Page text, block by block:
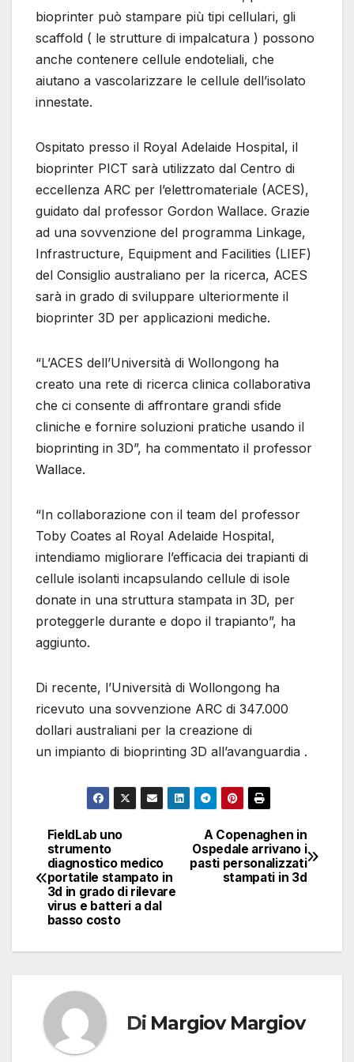
bioprinter può stampare più tipi cellulari, gli
scaffold ( le strutture di impalcatura ) possono
anche contenere cellule endoteliali, che
aiutano a vascolarizzare le cellule dell’isolato
innestate.
Ospitato presso il Royal Adelaide Hospital, il
bioprinter PICT sarà utilizzato dal Centro di
eccellenza ARC per l’elettromateriale (ACES),
guidato dal professor Gordon Wallace. Grazie
ad una sovvenzione del programma Linkage,
Infrastructure, Equipment and Facilities (LIEF)
del Consiglio australiano per la ricerca, ACES
sarà in grado di sviluppare ulteriormente il
bioprinter 3D per applicazioni mediche.
“L’ACES dell’Università di Wollongong ha
creato una rete di ricerca clinica collaborativa
che ci consente di affrontare grandi sfide
cliniche e fornire soluzioni pratiche usando il
bioprinting in 3D”, ha commentato il professor
Wallace.
“In collaborazione con il team del professor
Toby Coates al Royal Adelaide Hospital,
intendiamo migliorare l’efficacia dei trapianti di
cellule isolanti incapsulando cellule di isole
donate in una struttura stampata in 3D, per
proteggerle durante e dopo il trapianto”, ha
aggiunto.
Di recente, l’Università di Wollongong ha
ricevuto una sovvenzione ARC di 347.000
dollari australiani per la creazione di
un impianto di bioprinting 3D all’avanguardia .
Navigazione
articoli
A Copenaghen in
Ospedale arrivano i
pasti personalizzati
stampati in 3d
FieldLab uno
strumento
diagnostico medico
portatile stampato in
3d in grado di rilevare
virus e batteri a dal
basso costo
Di Margiov Margiov